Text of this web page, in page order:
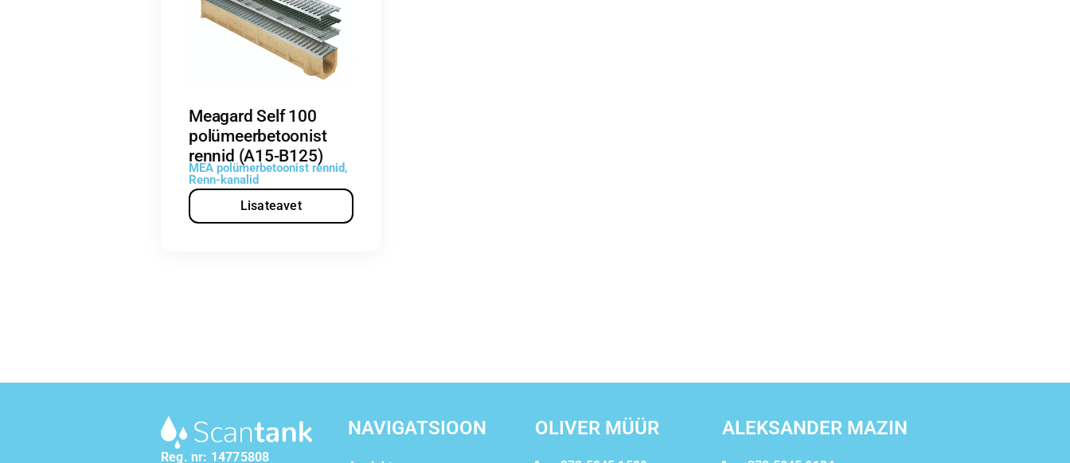
Meagard Self 100
polümeerbetoonist
rennid (A15-B125)
MEA polümerbetoonist rennid,
Renn-kanalid
Lisateavet
Reg. nr: 14775808
NAVIGATSIOON OLIVER MÜÜR ALEKSANDER MAZIN